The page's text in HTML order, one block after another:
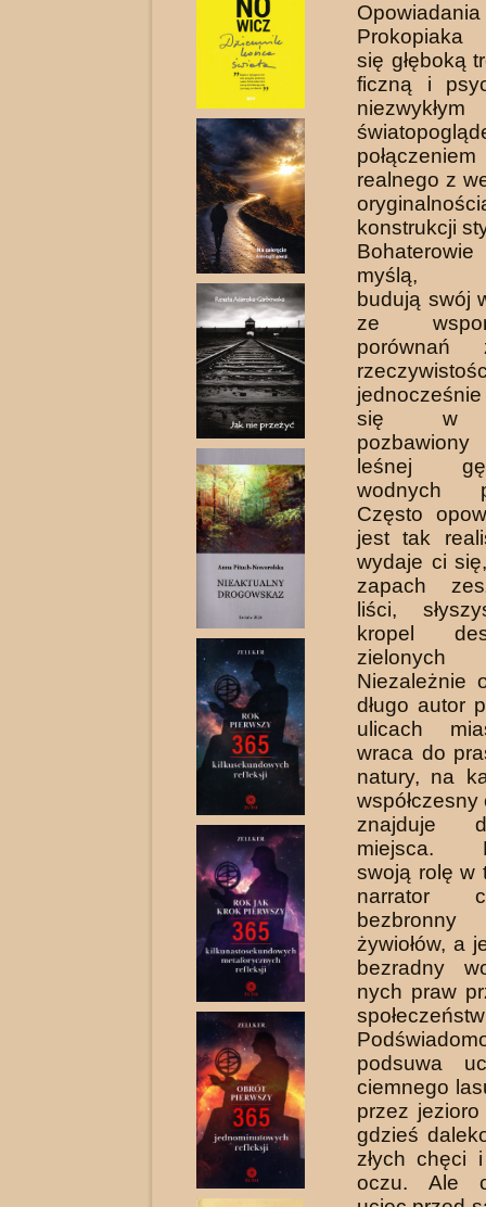
Prokopiaka
się głęboką
ficzną i
niezwykłym
realnego z
konstrukcji
myślą,
budują swój
ze
porównań
się w
leśnej
wodnych
Często
jest tak
wydaje ci
zapach
liści,
kropel
Niezależnie
długo autor
ulicach
wraca do
natury, na
współczesny
znajduje
miejsca.
swoją rolę w
narrator
żywiołów, a
bezradny
nych praw
podsuwa
ciemnego
przez
gdzieś
złych chęci
oczu. Ale